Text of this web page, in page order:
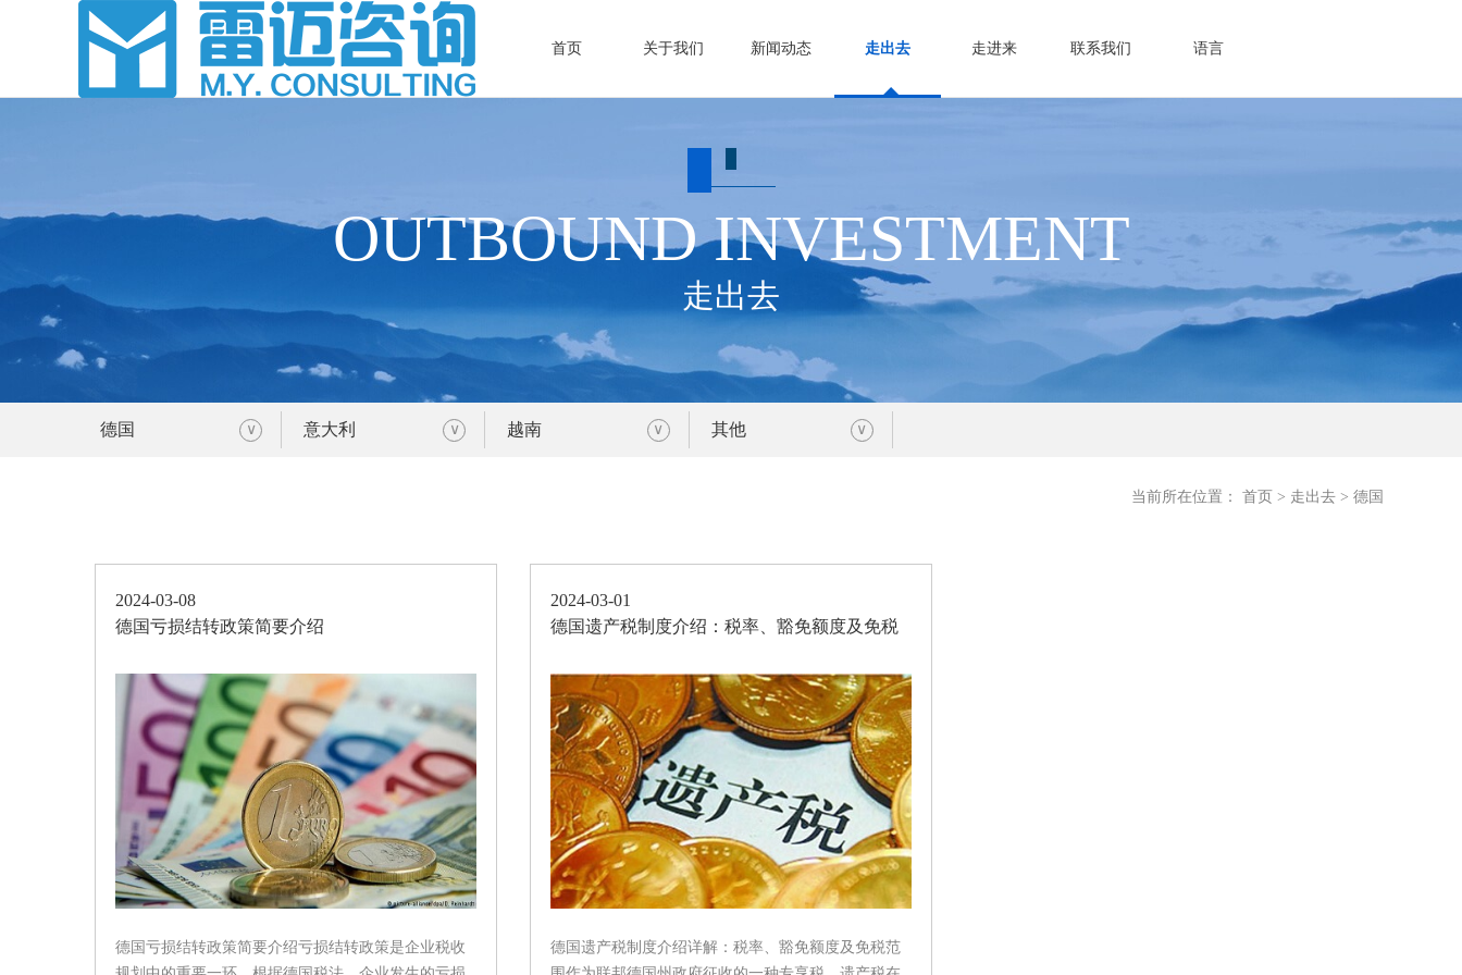
首页 关于我们 新闻动态 走出去 走进来 联系我们 语言
OUTBOUND INVESTMENT
走出去
德国 意大利 越南 其他
当前所在位置： 首页 > 走出去 > 德国
2024-03-08
德国亏损结转政策简要介绍
德国亏损结转政策简要介绍亏损结转政策是企业税收
2024-03-01
德国遗产税制度介绍：税率、豁免额度及免税
德国遗产税制度介绍详解：税率、豁免额度及免税范